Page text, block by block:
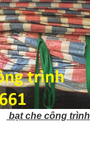
bạt che công trình